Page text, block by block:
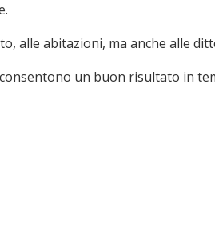
alle abitazioni, ma anche alle
un buon risultato in